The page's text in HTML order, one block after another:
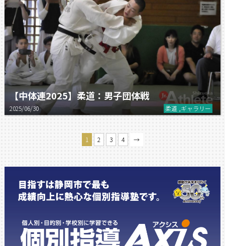
【中体連2025】柔道：男子団体戦
2025/06/30 柔道 ,ギャラリー
1 2 3 4 →